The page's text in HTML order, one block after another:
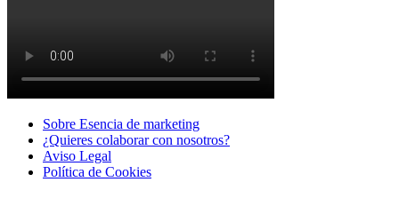
Sobre Esencia de marketing
¿Quieres colaborar con nosotros?
Aviso Legal
Polí­tica de Cookies